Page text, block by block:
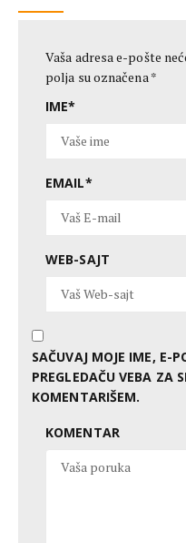
Vaša adresa e-pošte
polja su označena *
IME*
EMAIL*
WEB-SAJT
SAČUVAJ MOJE IME, E-
PREGLEDAČU VEBA ZA
KOMENTARIŠEM.
KOMENTAR